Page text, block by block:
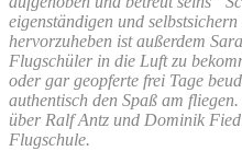
eigenständigen und
hervorzuheben ist außerdem
Flugschüler in die Luft zu
oder gar geopferte frei Tage
authentisch den Spaß am
über Ralf Antz und Dominik
Flugschule.